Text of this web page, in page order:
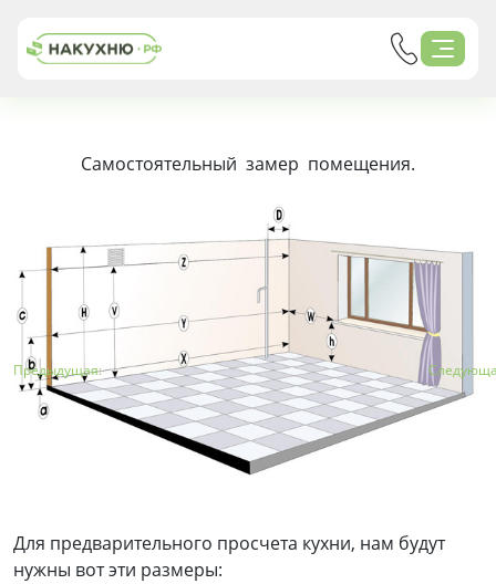
Самостоятельный замер помещения.
Для предварительного просчета кухни, нам будут
нужны вот эти размеры: